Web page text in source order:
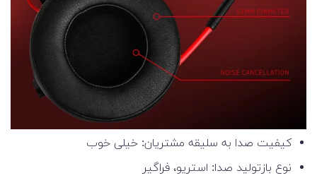
کیفیت صدا به سلیقه مشتریان: خیلی خوب
نوع بازتولید صدا: استریو، فراگیر